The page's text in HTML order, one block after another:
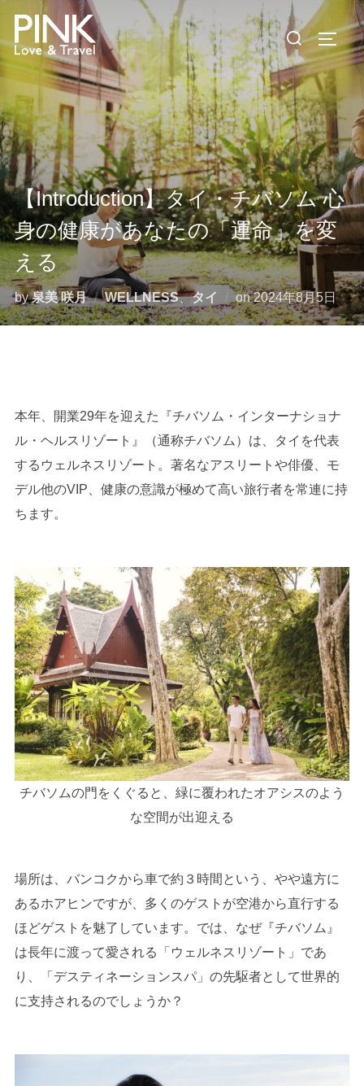
テ
ン
ツ
へ
ス
キ
ッ
プ
検
索
対
象:
サイ
【Introduction】タイ・チバソム 心
身の健康があなたの「運命」を変
える
by泉美 咲月 WELLNESS、タイ on投
稿
2024年8月5日
本年、開業29年を迎えた『チバソム・インターナショナ
ル・ヘルスリゾート』（通称チバソム）は、タイを代表
するウェルネスリゾート。著名なアスリートや俳優、モ
デル他のVIP、健康の意識が極めて高い旅行者を常連に持
ちます。
チバソムの門をくぐると、緑に覆われたオアシスのよう
な空間が出迎える
場所は、バンコクから車で約３時間という、やや遠方に
あるホアヒンですが、多くのゲストが空港から直行する
ほどゲストを魅了しています。では、なぜ『チバソム』
は長年に渡って愛される「ウェルネスリゾート」であ
り、「デスティネーションスパ」の先駆者として世界的
に支持されるのでしょうか？